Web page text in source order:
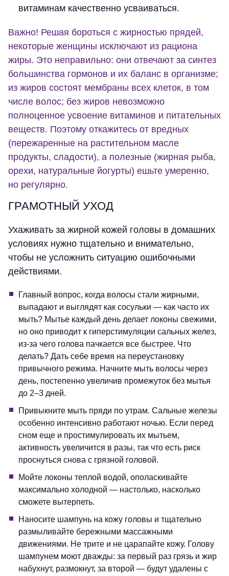
витаминам качественно усваиваться.
Важно! Решая бороться с жирностью прядей,
некоторые женщины исключают из рациона
жиры. Это неправильно: они отвечают за синтез
большинства гормонов и их баланс в организме;
из жиров состоят мембраны всех клеток, в том
числе волос; без жиров невозможно
полноценное усвоение витаминов и питательных
веществ. Поэтому откажитесь от вредных
(пережаренные на растительном масле
продукты, сладости), а полезные (жирная рыба,
орехи, натуральные йогурты) ешьте умеренно,
но регулярно.
ГРАМОТНЫЙ УХОД
Ухаживать за жирной кожей головы в домашних
условиях нужно тщательно и внимательно,
чтобы не усложнить ситуацию ошибочными
действиями.
Главный вопрос, когда волосы стали жирными,
выпадают и выглядят как сосульки — как часто их
мыть? Мытье каждый день делает локоны свежими,
но оно приводит к гиперстимуляции сальных желез,
из-за чего голова пачкается все быстрее. Что
делать? Дать себе время на переустановку
привычного режима. Начните мыть волосы через
день, постепенно увеличив промежуток без мытья
до 2–3 дней.
Привыкните мыть пряди по утрам. Сальные железы
особенно интенсивно работают ночью. Если перед
сном еще и простимулировать их мытьем,
активность увеличится в разы, так что есть риск
проснуться снова с грязной головой.
Мойте локоны теплой водой, ополаскивайте
максимально холодной — настолько, насколько
сможете вытерпеть.
Наносите шампунь на кожу головы и тщательно
размыливайте бережными массажными
движениями. Не трите и не царапайте кожу. Голову
шампунем моют дважды: за первый раз грязь и жир
набухнут, размокнут, за второй — будут удалены с